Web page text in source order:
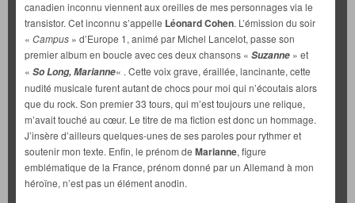
canadien inconnu viennent aux oreilles de mes personnages via le
transistor. Cet inconnu s’appelle Léonard Cohen. L’émission du soir
« Campus » d’Europe 1, animé par Michel Lancelot, passe son
premier album en boucle avec ces deux chansons « Suzanne » et
« So Long, Marianne« . Cette voix grave, éraillée, lancinante, cette
nudité musicale furent autant de chocs pour moi qui n’écoutais alors
que du rock. Son premier 33 tours, qui m’est toujours une relique,
m’avait touché au cœur. Le titre de ma fiction est donc un hommage.
J’insère d’ailleurs quelques-unes de ses paroles pour rythmer et
soutenir mon texte. Enfin, le prénom de Marianne, figure
emblématique de la France, prénom donné par un Allemand à mon
héroïne, n’est pas un élément anodin.